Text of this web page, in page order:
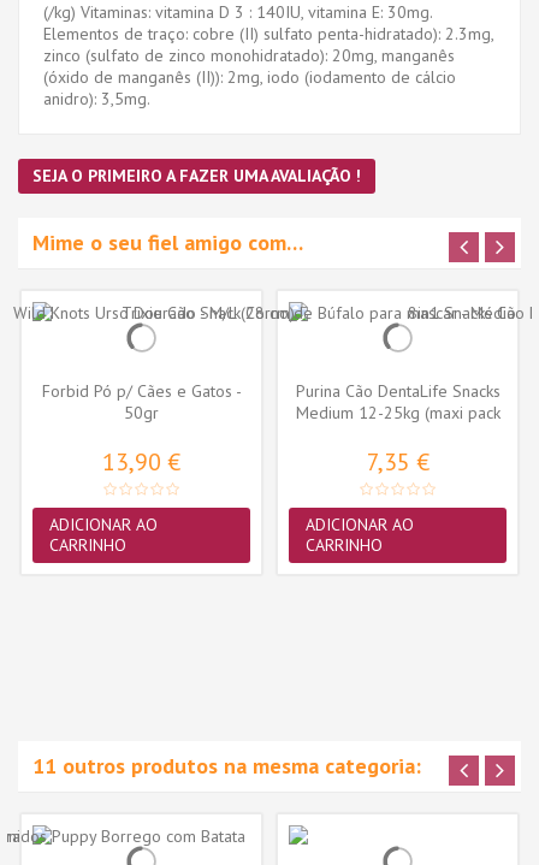
(/kg) Vitaminas: vitamina D 3 : 140IU, vitamina E: 30mg.
Elementos de traço: cobre (II) sulfato penta-hidratado): 2.3mg,
zinco (sulfato de zinco monohidratado): 20mg, manganês
(óxido de manganês (II)): 2mg, iodo (iodamento de cálcio
anidro): 3,5mg.
SEJA O PRIMEIRO A FAZER UMA AVALIAÇÃO !
Mime o seu fiel amigo com…
Forbid Pó p/ Cães e Gatos -
50gr
13,90 €
ADICIONAR AO
CARRINHO
Purina Cão DentaLife Snacks
Medium 12-25kg (maxi pack
7,35 €
ADICIONAR AO
CARRINHO
11 outros produtos na mesma categoria: